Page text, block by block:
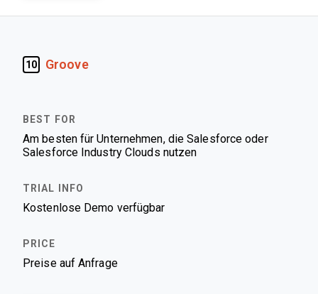
10 Groove
Am besten für Unternehmen, die Salesforce oder
Salesforce Industry Clouds nutzen
Kostenlose Demo verfügbar
Preise auf Anfrage